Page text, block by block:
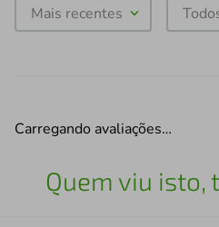
Mais recentes
Carregando avaliações…
Quem viu isto,